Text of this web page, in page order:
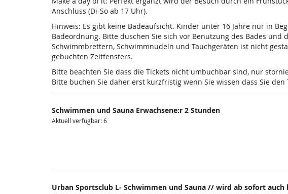
Anschluss (Di-So ab 17 Uhr).
Hinweis: Es gibt keine Badeaufsicht. Kinder unter 16 Jahre nur in
Badeordnung. Bitte duschen Sie sich vor Benutzung des Bades
Schwimmbrettern, Schwimmnudeln und Tauchgeräten ist nicht
gebuchten Zeitfensters.
Bitte beachten Sie dass die Tickets nicht umbuchbar sind, nur
Bitte buchen Sie daher erst kurzfristig wenn Sie wissen dass Sie
Schwimmen und Sauna Erwachsene:r 2 Stunden
Aktuell verfügbar: 6
Urban Sportsclub L- Schwimmen und Sauna // wird ab sofort auch